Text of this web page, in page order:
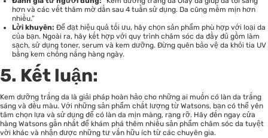
hơn và các vết thâm mờ dần sau 4 tuần sử dụng. Da cũng mềm mịn hơn
nhiều.”
Lời khuyên: Để đạt hiệu quả tối ưu, hãy chọn sản phẩm phù hợp với loại da
của bạn. Ngoài ra, hãy kết hợp với quy trình chăm sóc da đầy đủ gồm làm
sạch, sử dụng toner, serum và kem dưỡng. Đừng quên bảo vệ da khỏi tia UV
bằng kem chống nắng hàng ngày.
5. Kết luận:
Kem dưỡng trắng da là giải pháp hoàn hảo cho những ai muốn có làn da trắng
sáng và đều màu. Với những sản phẩm chất lượng từ Watsons, bạn có thể yên
tâm chọn lựa và sử dụng để có làn da mịn màng, rạng rỡ. Hãy đến ngay cửa
hàng Watsons gần nhất để khám phá thêm nhiều sản phẩm chăm sóc da tuyệt
vời khác và nhận được những tư vấn hữu ích từ các chuyên gia.